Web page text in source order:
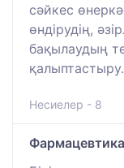
сәйкес
өндірудің,
бақылаудың
қалыптастыру.
Несиелер - 8